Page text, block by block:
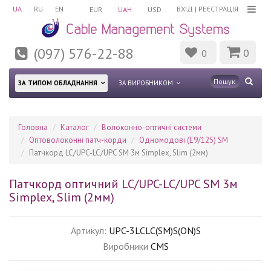
UA RU EN ВХІД | РЕЄСТРАЦІЯ
EUR UAH USD
(097) 576-22-88 0 0
ЗА ТИПОМ ОБЛАДНАННЯ ЗА ВИРОБНИКОМ
Головна Каталог
Волоконно-оптичні системи
Оптоволоконні патч-корди
Одномодові (Е9/125) SM
Патчкорд LC/UPC-LC/UPC SM 3м Simplex, Slim (2мм)
Патчкорд оптичний LC/UPC-LC/UPC SM 3м
Simplex, Slim (2мм)
Артикул: UPC-3LCLC(SM)S(ON)S
Виробники CMS